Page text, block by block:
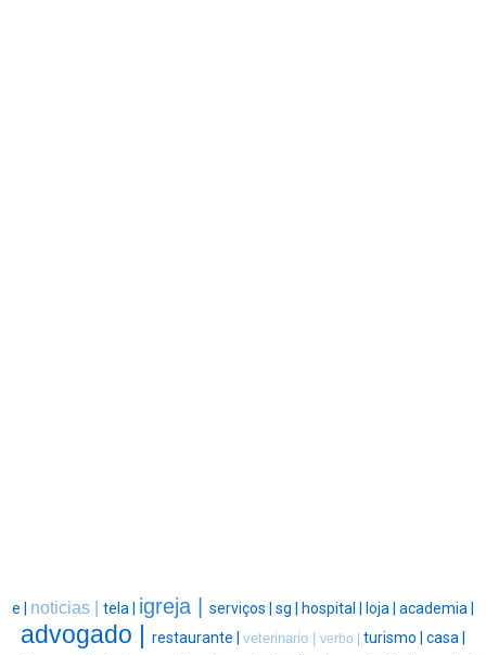
e | noticias | tela | igreja | serviços | sg | hospital | loja | academia |
advogado | restaurante | veterinario | verbo | turismo | casa |